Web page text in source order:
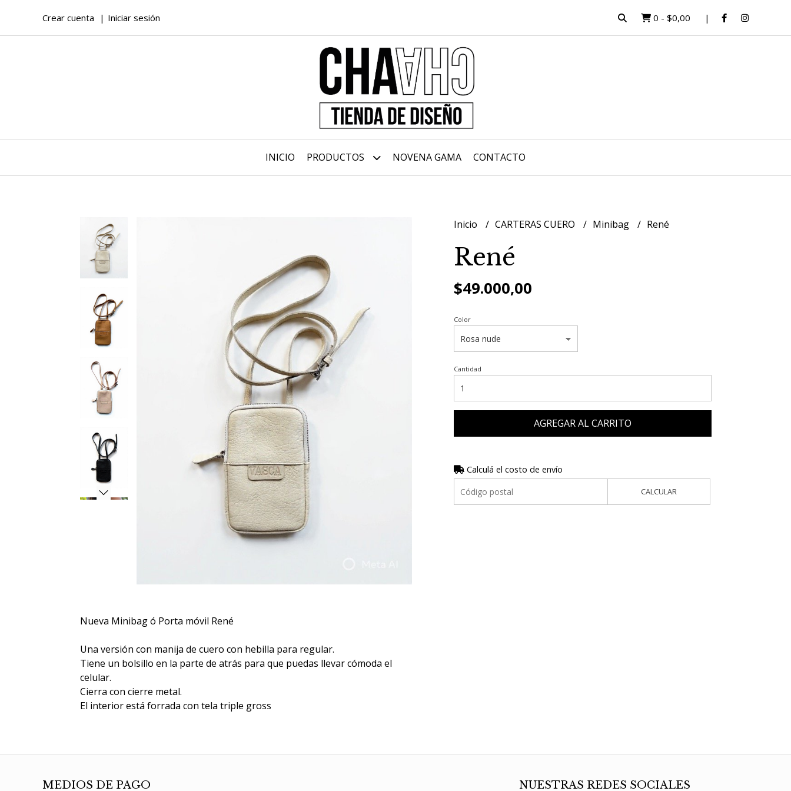
Crear cuenta Iniciar sesión 0 - $0,00
INICIO PRODUCTOS NOVENA GAMA CONTACTO
Nueva Minibag ó Porta móvil René
Una versión con manija de cuero con hebilla para regular.
Tiene un bolsillo en la parte de atrás para que puedas llevar cómoda el
celular.
Cierra con cierre metal.
El interior está forrada con tela triple gross
Inicio CARTERAS CUERO Minibag René
René
$49.000,00
Color
Cantidad
AGREGAR AL CARRITO
Calculá el costo de envío
CALCULAR
MEDIOS DE PAGO NUESTRAS REDES SOCIALES